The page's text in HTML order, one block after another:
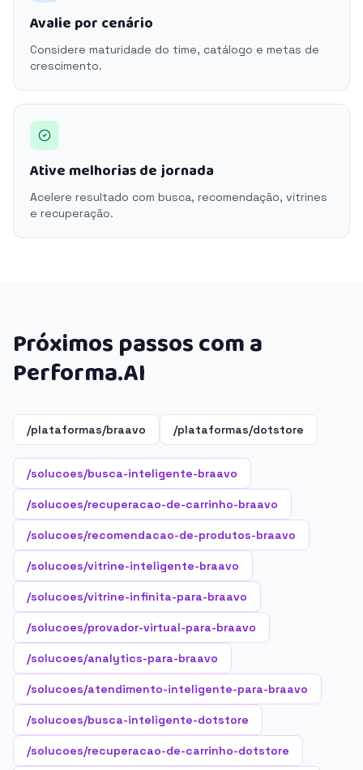
Avalie por cenário
Considere maturidade do time, catálogo e metas de
crescimento.
Ative melhorias de jornada
Acelere resultado com busca, recomendação, vitrines
e recuperação.
Próximos passos com a
Performa.AI
/plataformas/braavo /plataformas/dotstore
/solucoes/busca-inteligente-braavo
/solucoes/recuperacao-de-carrinho-braavo
/solucoes/recomendacao-de-produtos-braavo
/solucoes/vitrine-inteligente-braavo
/solucoes/vitrine-infinita-para-braavo
/solucoes/provador-virtual-para-braavo
/solucoes/analytics-para-braavo
/solucoes/atendimento-inteligente-para-braavo
/solucoes/busca-inteligente-dotstore
/solucoes/recuperacao-de-carrinho-dotstore